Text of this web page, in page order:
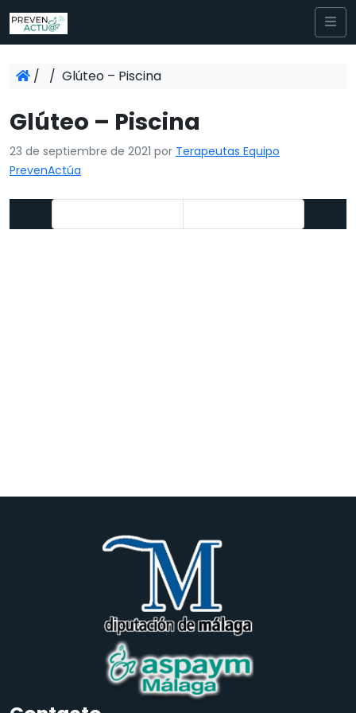
/ / Glúteo – Piscina
Glúteo – Piscina
23 de septiembre de 2021 por Terapeutas Equipo
PrevenActúa